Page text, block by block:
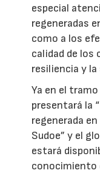
especial
regeneradas
como a los
calidad de los
resiliencia y la
Ya en el
presentará la
regenerada
Sudoe” y el
estará
conocimiento